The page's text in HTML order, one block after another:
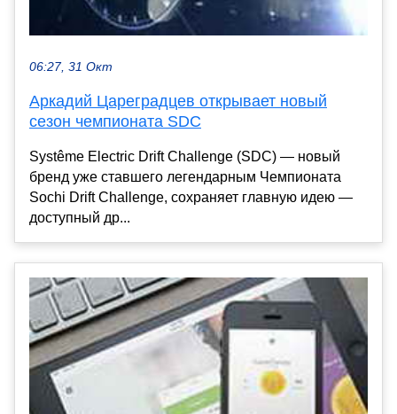
06:27, 31 Окт
Аркадий Цареградцев открывает новый
сезон чемпионата SDC
Systême Electric Drift Challenge (SDC) — новый
бренд уже ставшего легендарным Чемпионата
Sochi Drift Challenge, сохраняет главную идею —
доступный др...